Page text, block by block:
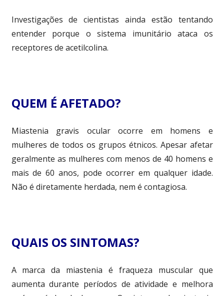
Investigações de cientistas ainda estão tentando
entender porque o sistema imunitário ataca os
receptores de acetilcolina.
QUEM É AFETADO?
Miastenia gravis ocular ocorre em homens e
mulheres de todos os grupos étnicos. Apesar afetar
geralmente as mulheres com menos de 40 homens e
mais de 60 anos, pode ocorrer em qualquer idade.
Não é diretamente herdada, nem é contagiosa.
QUAIS OS SINTOMAS?
A marca da miastenia é fraqueza muscular que
aumenta durante períodos de atividade e melhora